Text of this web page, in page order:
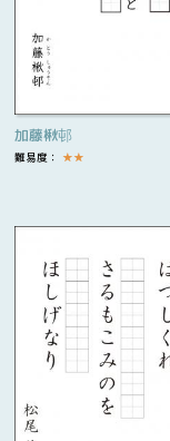
加藤楸邨
難易度： ★★